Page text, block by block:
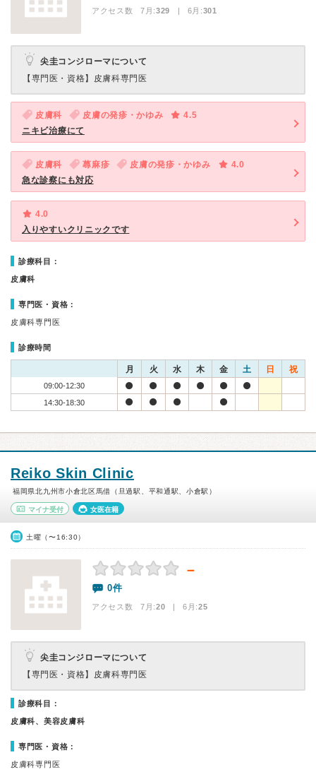
アクセス数 7月:329 | 6月:301
尖圭コンジローマについて
【専門医・資格】 皮膚科専門医
皮膚科 皮膚の発疹・かゆみ
4.5
ニキビ治療にて
皮膚科 蕁麻疹 皮膚の発疹・かゆみ
4.0
急な診察にも対応
4.0
入りやすいクリニックです
診療科目：
皮膚科
専門医・資格：
皮膚科専門医
診療時間
月 火 水 木 金 土 日 祝
09:00-12:30
14:30-18:30
Reiko Skin Clinic
福岡県北九州市小倉北区馬借（旦過駅、平和通駅、小倉駅）
マイナ受付 女医在籍
土曜（〜16:30）
－
0件
アクセス数 7月:20 | 6月:25
尖圭コンジローマについて
【専門医・資格】 皮膚科専門医
診療科目：
皮膚科、美容皮膚科
専門医・資格：
皮膚科専門医